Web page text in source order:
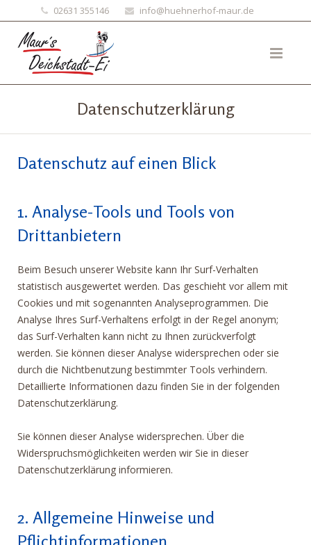
02631 355146 info@huehnerhof-maur.de
Datenschutzerklärung
Datenschutz auf einen Blick
1. Analyse-Tools und Tools von
Drittanbietern
Beim Besuch unserer Website kann Ihr Surf-Verhalten
statistisch ausgewertet werden. Das geschieht vor allem mit
Cookies und mit sogenannten Analyseprogrammen. Die
Analyse Ihres Surf-Verhaltens erfolgt in der Regel anonym;
das Surf-Verhalten kann nicht zu Ihnen zurückverfolgt
werden. Sie können dieser Analyse widersprechen oder sie
durch die Nichtbenutzung bestimmter Tools verhindern.
Detaillierte Informationen dazu finden Sie in der folgenden
Datenschutzerklärung.
Sie können dieser Analyse widersprechen. Über die
Widerspruchsmöglichkeiten werden wir Sie in dieser
Datenschutzerklärung informieren.
2. Allgemeine Hinweise und